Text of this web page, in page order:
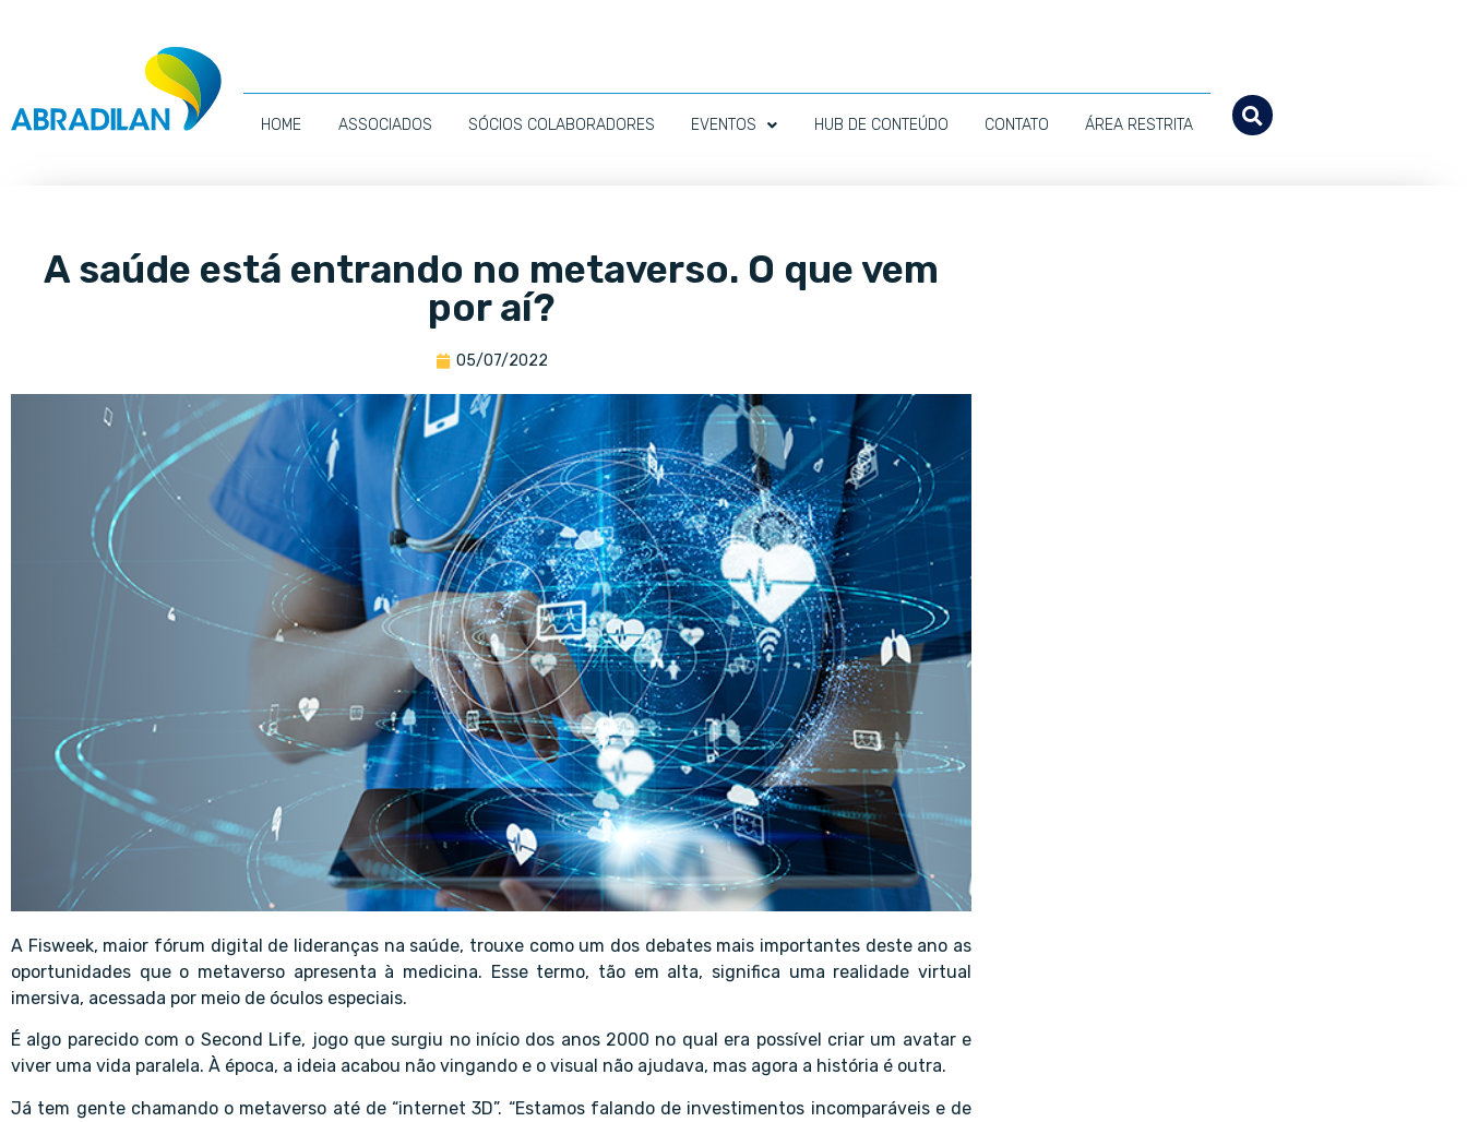
HOME ASSOCIADOS SÓCIOS COLABORADORES EVENTOS HUB DE CONTEÚDO CONTATO ÁREA RESTRITA
A saúde está entrando no metaverso. O que vem
por aí?
05/07/2022
A Fisweek, maior fórum digital de lideranças na saúde, trouxe como um dos debates mais importantes deste ano as
oportunidades que o metaverso apresenta à medicina. Esse termo, tão em alta, significa uma realidade virtual
imersiva, acessada por meio de óculos especiais.
É algo parecido com o Second Life, jogo que surgiu no início dos anos 2000 no qual era possível criar um avatar e
viver uma vida paralela. À época, a ideia acabou não vingando e o visual não ajudava, mas agora a história é outra.
Já tem gente chamando o metaverso até de “internet 3D”. “Estamos falando de investimentos incomparáveis e de